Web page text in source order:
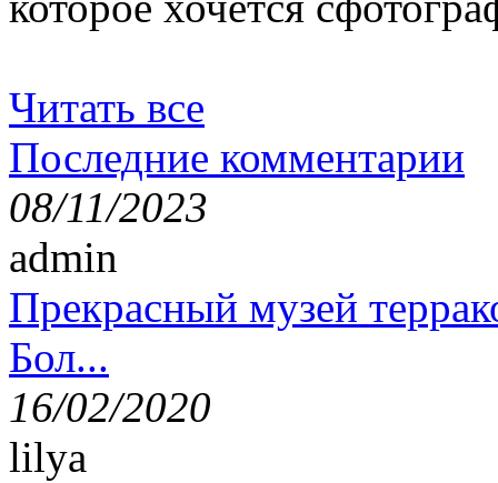
Читать все
Последние комментарии
08/11/2023
admin
Прекрасный музей
Бол...
16/02/2020
lilya